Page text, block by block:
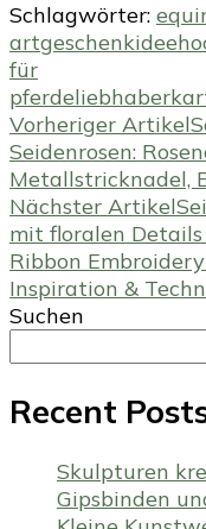
Schlagwörter:
artgeschenkidee
für
pferdeliebhaber
Vorheriger Artikel
Seidenrosen:
Metallstricknadel,
Nächster Artikel
mit floralen
Ribbon
Inspiration &
Suchen
Recent
Skulpturen
Gipsbinden